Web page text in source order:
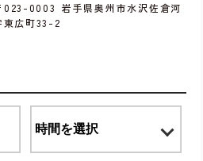
023-0003 岩手県奥州市水沢佐倉河
東広町33-2